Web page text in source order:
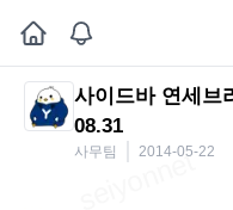
사이드바 연세브
08.31
사무팀 2014-05-22